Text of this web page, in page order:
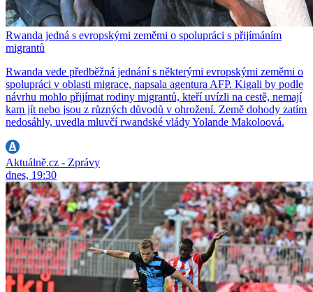
Rwanda jedná s evropskými zeměmi o spolupráci s přijímáním
migrantů
Rwanda vede předběžná jednání s některými evropskými zeměmi o
spolupráci v oblasti migrace, napsala agentura AFP. Kigali by podle
návrhu mohlo přijímat rodiny migrantů, kteří uvízli na cestě, nemají
kam jít nebo jsou z různých důvodů v ohrožení. Země dohody zatím
nedosáhly, uvedla mluvčí rwandské vlády Yolande Makoloová.
Aktuálně.cz - Zprávy
dnes, 19:30